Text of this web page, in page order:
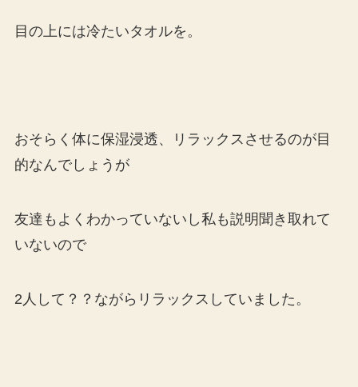
目の上には冷たいタオルを。
おそらく体に保湿浸透、リラックスさせるのが目
的なんでしょうが
友達もよくわかっていないし私も説明聞き取れて
いないので
2人して？？ながらリラックスしていました。